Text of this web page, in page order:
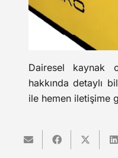
Dairesel kaynak
hakkında detaylı
ile hemen iletişime